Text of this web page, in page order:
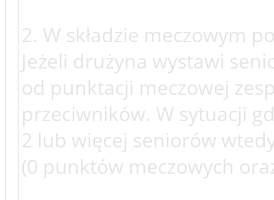
2. W składzie meczowym
Jeżeli drużyna wystawi
od punktacji meczowej
przeciwników. W sytuacji
2 lub więcej seniorów
(0 punktów meczowych